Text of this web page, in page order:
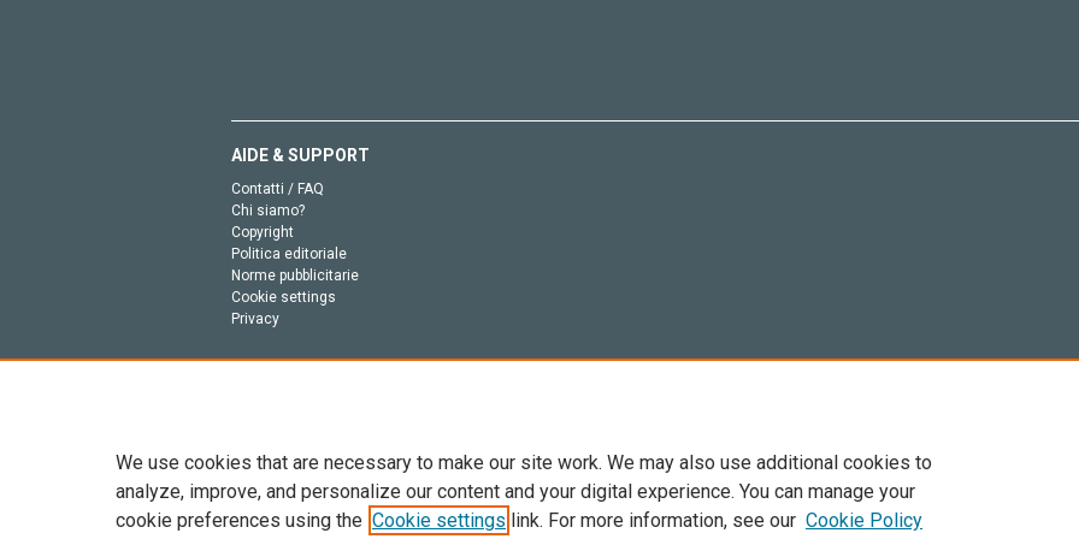
AIDE & SUPPORT
Contatti / FAQ
Chi siamo?
Copyright
Politica editoriale
Norme pubblicitarie
Cookie settings
Privacy
Tutto il contenuto di questo sito: Copyright © 2026 Elsevier, i suoi licenziatari e contributori. Tutti i diritti sono riservati. Inclusi diritti
We use cookies that are necessary to make our site work. We may also use additional cookies to
analyze, improve, and personalize our content and your digital experience. You can manage your
cookie preferences using the Cookie settings link. For more information, see our Cookie Policy